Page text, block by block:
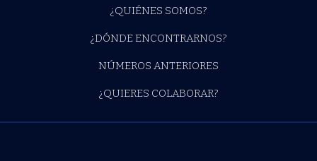
¿QUIÉNES SOMOS?
¿DÓNDE ENCONTRARNOS?
NÚMEROS ANTERIORES
¿QUIERES COLABORAR?